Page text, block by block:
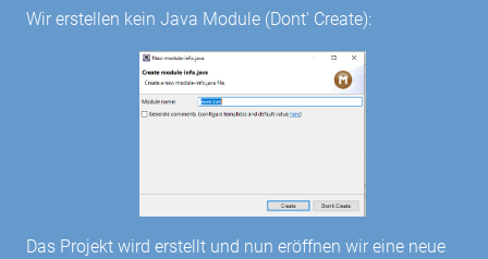
Wir erstellen kein Java Module (Dont' Create):
Das Projekt wird erstellt und nun eröffnen wir eine neue